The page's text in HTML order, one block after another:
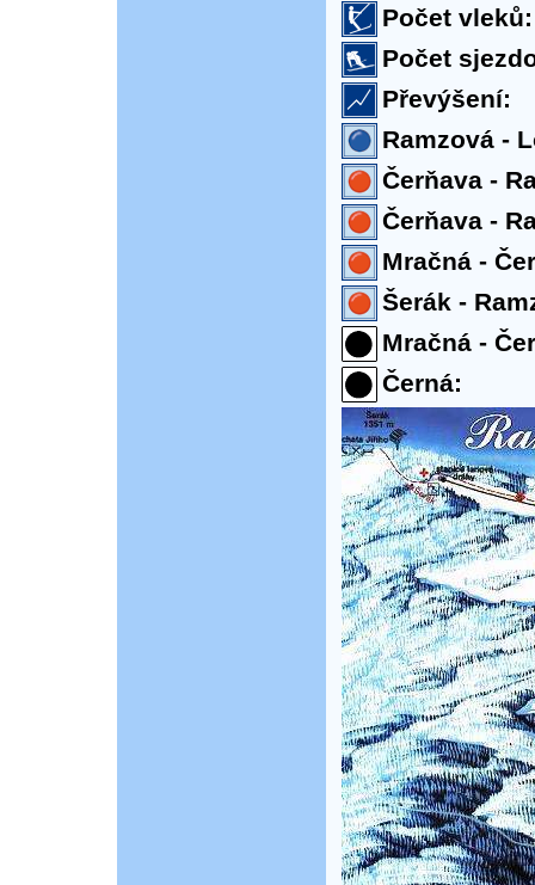
Počet vleků:
Počet
Převýšení:
Ramzová -
Čerňava -
Čerňava -
Mračná -
Šerák -
Mračná -
Černá: